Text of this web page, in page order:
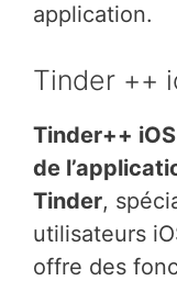
application.
Tinder ++
Tinder++ iOS
de
Tinder,
utilisateurs
offre des